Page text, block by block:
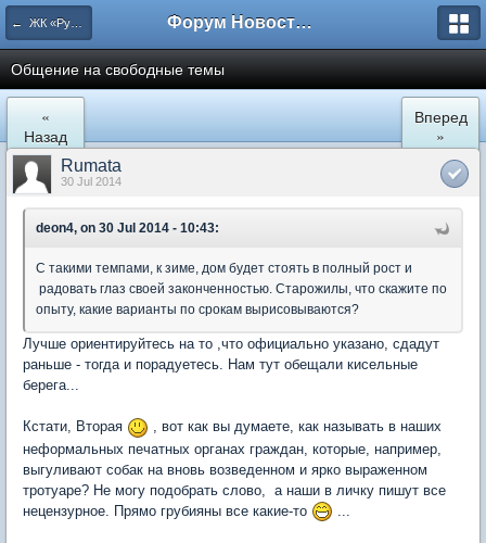
← ЖК «Рупасовский» Форум Новостройки
Общение на свободные темы
«
Назад
Вперед
»
Rumata
30 Jul 2014
deon4, on 30 Jul 2014 - 10:43:
С такими темпами, к зиме, дом будет стоять в полный рост и
радовать глаз своей законченностью. Старожилы, что скажите по
опыту, какие варианты по срокам вырисовываются?
Лучше ориентируйтесь на то ,что официально указано, сдадут
раньше - тогда и порадуетесь. Нам тут обещали кисельные
берега...
Кстати, Вторая
, вот как вы думаете, как называть в наших
неформальных печатных органах граждан, которые, например,
выгуливают собак на вновь возведенном и ярко выраженном
тротуаре? Не могу подобрать слово, а наши в личку пишут все
нецензурное. Прямо грубияны все какие-то